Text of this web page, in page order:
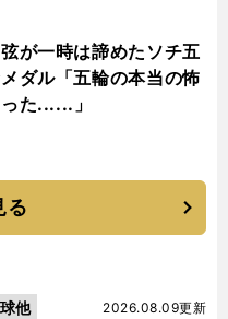
が一時は諦めたソチ五
ダル「五輪の本当の怖
た......」
る
2026.08.09更新
他